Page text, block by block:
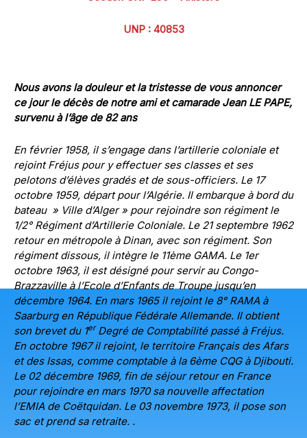
UNP : 40853
Nous avons la douleur et la tristesse de vous annoncer
ce jour le décès de notre ami et camarade Jean LE PAPE,
survenu à l’âge de 82 ans
En février 1958, il s’engage dans l’artillerie coloniale et
rejoint Fréjus pour y effectuer ses classes et ses
pelotons d’élèves gradés et de sous-officiers. Le 17
octobre 1959, départ pour l’Algérie. Il embarque à bord du
bateau » Ville d’Alger » pour rejoindre son régiment le
1/2° Régiment d’Artillerie Coloniale. Le 21 septembre 1962
retour en métropole à Dinan, avec son régiment. Son
régiment dissous, il intègre le 11ème GAMA. Le 1er
octobre 1963, il est désigné pour servir au Congo-
Brazzaville à l’Ecole d’Enfants de Troupe jusqu’en
décembre 1964. En mars 1965 il rejoint le 8° RAMA à
Saarburg en République Fédérale Allemande. Il obtient
son brevet du 1erDegré de Comptabilité passé à Fréjus.
En octobre 1967 il rejoint, le territoire Français des Afars
et des Issas, comme comptable à la 6ème CQG à Djibouti.
Le 02 décembre 1969, fin de séjour retour en France
pour rejoindre en mars 1970 sa nouvelle affectation
l’EMIA de Coëtquidan. Le 03 novembre 1973, il pose son
sac et prend sa retraite. .